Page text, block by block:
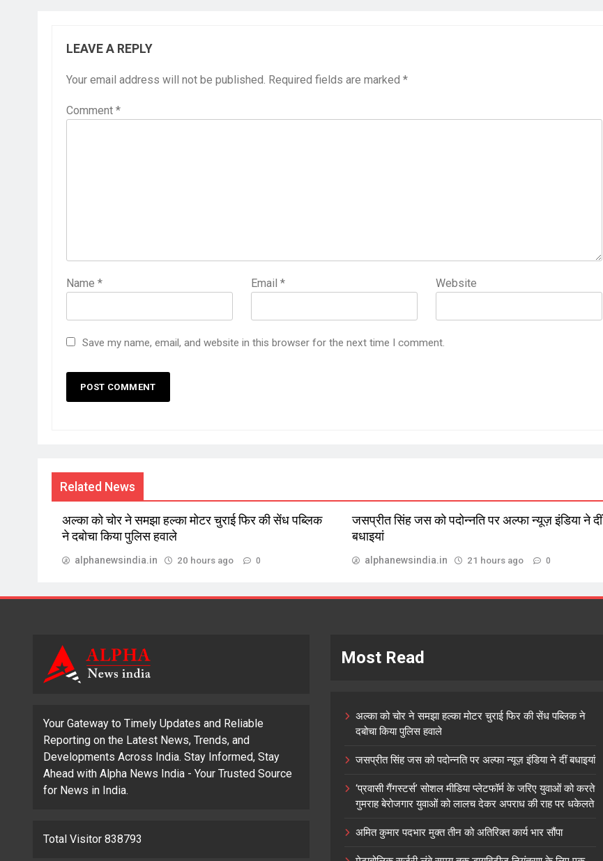
LEAVE A REPLY
Your email address will not be published. Required fields are marked *
Comment *
Name * Email* Website
Save my name, email, and website in this browser for the next time I comment.
Related News
अल्का को चोर ने समझा हल्का मोटर चुराई फिर की सेंध पब्लिक
ने दबोचा किया पुलिस हवाले
alphanewsindia.in 20 hours ago 0
जसप्रीत सिंह जस को पदोन्नति पर अल्फा न्यूज़ इंडिया ने दीं
बधाइयां
alphanewsindia.in 21 hours ago 0
Your Gateway to Timely Updates and Reliable
Reporting on the Latest News, Trends, and
Developments Across India. Stay Informed, Stay
Ahead with Alpha News India - Your Trusted Source
for News in India.
Total Visitor 838793
Most Read
अल्का को चोर ने समझा हल्का मोटर चुराई फिर की सेंध पब्लिक ने
दबोचा किया पुलिस हवाले
जसप्रीत सिंह जस को पदोन्नति पर अल्फा न्यूज़ इंडिया ने दीं बधाइयां
‘प्रवासी गैंगस्टर्स’ सोशल मीडिया प्लेटफॉर्म के जरिए युवाओं को करते
गुमराह बेरोजगार युवाओं को लालच देकर अपराध की राह पर धकेलते
अमित कुमार पदभार मुक्त तीन को अतिरिक्त कार्य भार सौंपा